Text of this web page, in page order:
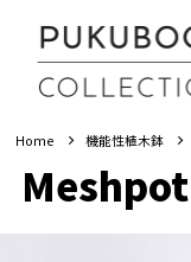
Home 機能性植木鉢
Meshpot